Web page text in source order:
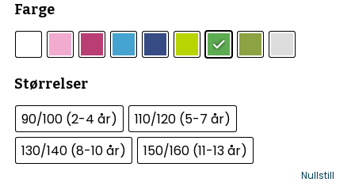
Farge
Størrelser
90/100 (2-4 år)
110/120 (5-7 år)
130/140 (8-10 år)
150/160 (11-13 år)
Nullstill